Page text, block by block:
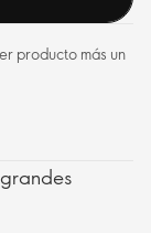
producto más un